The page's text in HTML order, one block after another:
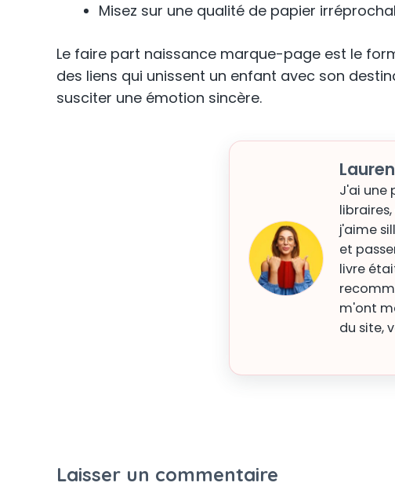
Misez sur une qualité de papier
Le faire part naissance marque-page est le
des liens qui unissent un enfant avec son
susciter une émotion sincère.
J'ai une
j'aime
et
livre
m'ont
du site,
Laisser un commentaire